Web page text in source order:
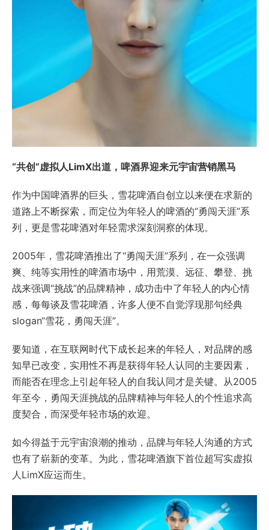
“共创”虚拟人LimX出道，啤酒界迎来元宇宙营销黑马
作为中国啤酒界的巨头，雪花啤酒自创立以来便在求新的
道路上不断探索，而定位为年轻人的啤酒的“勇闯天涯”系
列，更是雪花啤酒对年轻需求深刻洞察的体现。
2005年，雪花啤酒推出了“勇闯天涯”系列，在一众强调
爽、纯等实用性的啤酒市场中，用荒漠、远征、攀登、挑
战来强调“挑战”的品牌精神，成功击中了年轻人的内心情
感，每每谈及雪花啤酒，许多人便不自觉浮现那句经典
slogan“雪花，勇闯天涯”。
要知道，在互联网时代下成长起来的年轻人，对品牌的感
知早已改变，实用性不再是获得年轻人认同的主要因素，
而能否在理念上引起年轻人的自我认同才是关键。从2005
年至今，勇闯天涯挑战的品牌精神与年轻人的个性追求高
度契合，而深受年轻市场的欢迎。
如今得益于元宇宙浪潮的推动，品牌与年轻人沟通的方式
也有了崭新的变革。为此，雪花啤酒旗下首位超写实虚拟
人LimX应运而生。